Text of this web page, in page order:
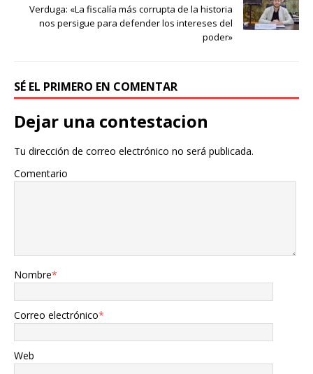
Verduga: «La fiscalía más corrupta de la historia
nos persigue para defender los intereses del
poder»
SÉ EL PRIMERO EN COMENTAR
Dejar una contestacion
Tu dirección de correo electrónico no será publicada.
Comentario
Nombre*
Correo electrónico*
Web